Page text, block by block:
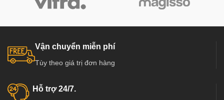
Vận chuyển miễn phí
Tùy theo giá trị đơn hàng
Hỗ trợ 24/7.